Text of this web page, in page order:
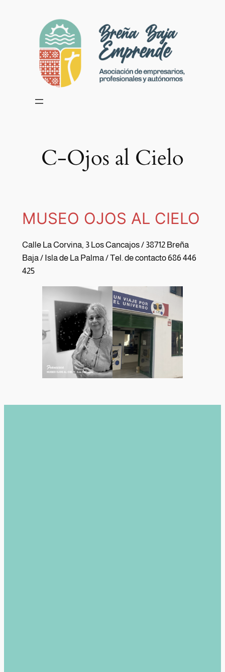
C-Ojos al Cielo
MUSEO OJOS AL CIELO
Calle La Corvina, 3 Los Cancajos / 38712 Breña
Baja / Isla de La Palma / Tel. de contacto 686 446
425